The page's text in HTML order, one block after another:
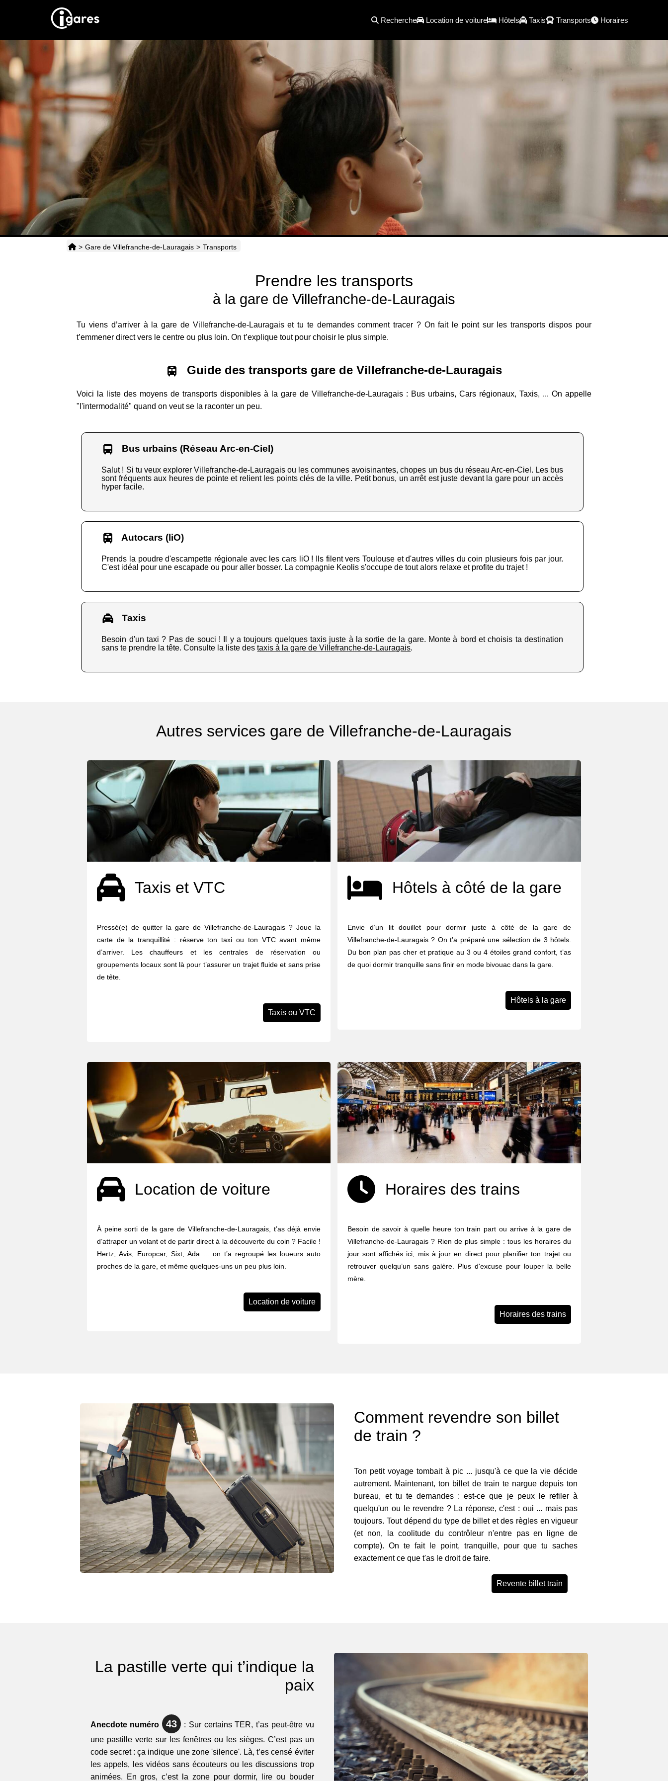
Recherche Location de voiture Hôtels Taxis Transports Horaires
> Gare de Villefranche-de-Lauragais > Transports
Prendre les transports
à la gare de Villefranche-de-Lauragais
Tu viens d’arriver à la gare de Villefranche-de-Lauragais et tu te demandes comment tracer ? On fait le point sur les transports dispos pour
t’emmener direct vers le centre ou plus loin. On t’explique tout pour choisir le plus simple.
Guide des transports gare de Villefranche-de-Lauragais
Voici la liste des moyens de transports disponibles à la gare de Villefranche-de-Lauragais : Bus urbains, Cars régionaux, Taxis, ... On appelle
"l'intermodalité" quand on veut se la raconter un peu.
Bus urbains (Réseau Arc-en-Ciel)
Salut ! Si tu veux explorer Villefranche-de-Lauragais ou les communes avoisinantes, chopes un bus du réseau Arc-en-Ciel. Les bus
sont fréquents aux heures de pointe et relient les points clés de la ville. Petit bonus, un arrêt est juste devant la gare pour un accès
hyper facile.
Autocars (liO)
Prends la poudre d'escampette régionale avec les cars liO ! Ils filent vers Toulouse et d'autres villes du coin plusieurs fois par jour.
C'est idéal pour une escapade ou pour aller bosser. La compagnie Keolis s'occupe de tout alors relaxe et profite du trajet !
Taxis
Besoin d'un taxi ? Pas de souci ! Il y a toujours quelques taxis juste à la sortie de la gare. Monte à bord et choisis ta destination
sans te prendre la tête. Consulte la liste destaxis à la gare de Villefranche-de-Lauragais.
Autres services gare de Villefranche-de-Lauragais
Taxis et VTC
Pressé(e) de quitter la gare de Villefranche-de-Lauragais ? Joue la
carte de la tranquillité : réserve ton taxi ou ton VTC avant même
d’arriver. Les chauffeurs et les centrales de réservation ou
groupements locaux sont là pour t’assurer un trajet fluide et sans prise
de tête.
Taxis ou VTC
Hôtels à côté de la gare
Envie d’un lit douillet pour dormir juste à côté de la gare de
Villefranche-de-Lauragais ? On t’a préparé une sélection de 3 hôtels.
Du bon plan pas cher et pratique au 3 ou 4 étoiles grand confort, t’as
de quoi dormir tranquille sans finir en mode bivouac dans la gare.
Hôtels à la gare
Location de voiture
À peine sorti de la gare de Villefranche-de-Lauragais, t’as déjà envie
d’attraper un volant et de partir direct à la découverte du coin ? Facile !
Hertz, Avis, Europcar, Sixt, Ada ... on t’a regroupé les loueurs auto
proches de la gare, et même quelques-uns un peu plus loin.
Location de voiture
Horaires des trains
Besoin de savoir à quelle heure ton train part ou arrive à la gare de
Villefranche-de-Lauragais ? Rien de plus simple : tous les horaires du
jour sont affichés ici, mis à jour en direct pour planifier ton trajet ou
retrouver quelqu’un sans galère. Plus d'excuse pour louper la belle
mère.
Horaires des trains
Comment revendre son billet
de train ?
Ton petit voyage tombait à pic ... jusqu'à ce que la vie décide
autrement. Maintenant, ton billet de train te nargue depuis ton
bureau, et tu te demandes : est-ce que je peux le refiler à
quelqu'un ou le revendre ? La réponse, c'est : oui ... mais pas
toujours. Tout dépend du type de billet et des règles en vigueur
(et non, la coolitude du contrôleur n'entre pas en ligne de
compte). On te fait le point, tranquille, pour que tu saches
exactement ce que t'as le droit de faire.
Revente billet train
La pastille verte qui t’indique la
paix
Anecdote numéro 43
: Sur certains TER, t’as peut-être vu
une pastille verte sur les fenêtres ou les sièges. C’est pas un
code secret : ça indique une zone 'silence'. Là, t’es censé éviter
les appels, les vidéos sans écouteurs ou les discussions trop
animées. En gros, c’est la zone pour dormir, lire ou bouder